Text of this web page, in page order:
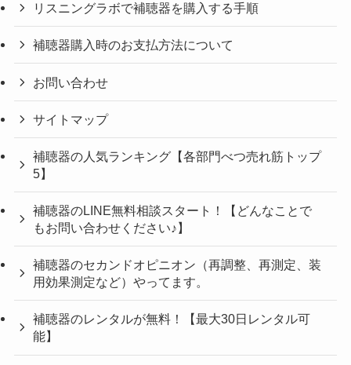
リスニングラボで補聴器を購入する手順
補聴器購入時のお支払方法について
お問い合わせ
サイトマップ
補聴器の人気ランキング【各部門べつ売れ筋トップ
5】
補聴器のLINE無料相談スタート！【どんなことで
もお問い合わせください♪】
補聴器のセカンドオピニオン（再調整、再測定、装
用効果測定など）やってます。
補聴器のレンタルが無料！【最大30日レンタル可
能】